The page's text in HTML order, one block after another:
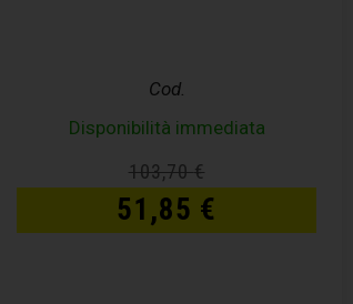
Cod.
Disponibilità immediata
103,70€
51,85 €